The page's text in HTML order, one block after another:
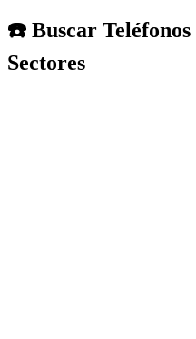
☎️ Buscar
Sectores